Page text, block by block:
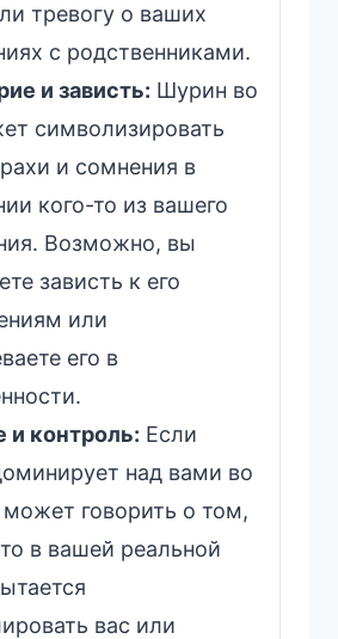
тревогу о ваших
с родственниками.
и зависть: Шурин во
символизировать
и сомнения в
кого-то из вашего
Возможно, вы
зависть к его
или
его в
и контроль: Если
над вами во
может говорить о том,
в вашей реальной
вас или